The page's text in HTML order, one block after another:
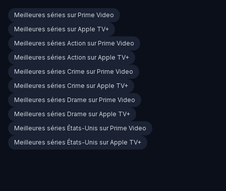
Meilleures séries sur Prime Video
Meilleures séries sur Apple TV+
Meilleures séries Action sur Prime Video
Meilleures séries Action sur Apple TV+
Meilleures séries Crime sur Prime Video
Meilleures séries Crime sur Apple TV+
Meilleures séries Drame sur Prime Video
Meilleures séries Drame sur Apple TV+
Meilleures séries États-Unis sur Prime Video
Meilleures séries États-Unis sur Apple TV+